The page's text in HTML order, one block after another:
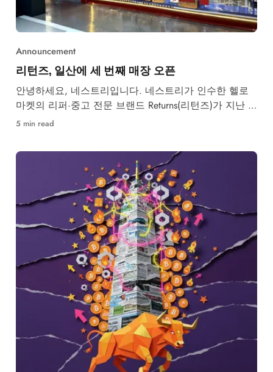
Announcement
리턴즈, 일산에 세 번째 매장 오픈
안녕하세요, 네스트리입니다. 네스트리가 인수한 헬로
마켓의 리퍼·중고 전문 브랜드 Returns(리턴즈)가 지난 6
월, 일산 탄현 인근에 세 번째 오프라인 매장을 열었습
5 min read